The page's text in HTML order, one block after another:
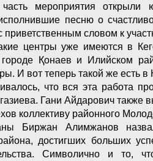
мероприятия открыли
песню о
приветственным словом к
центры уже имеются в
Қонаев и Илийском
И вот теперь такой же есть
что вся эта работа
Гани Айдарович также
коллективу районного
Биржан Алимжанов
достигших больших
Символично и то,